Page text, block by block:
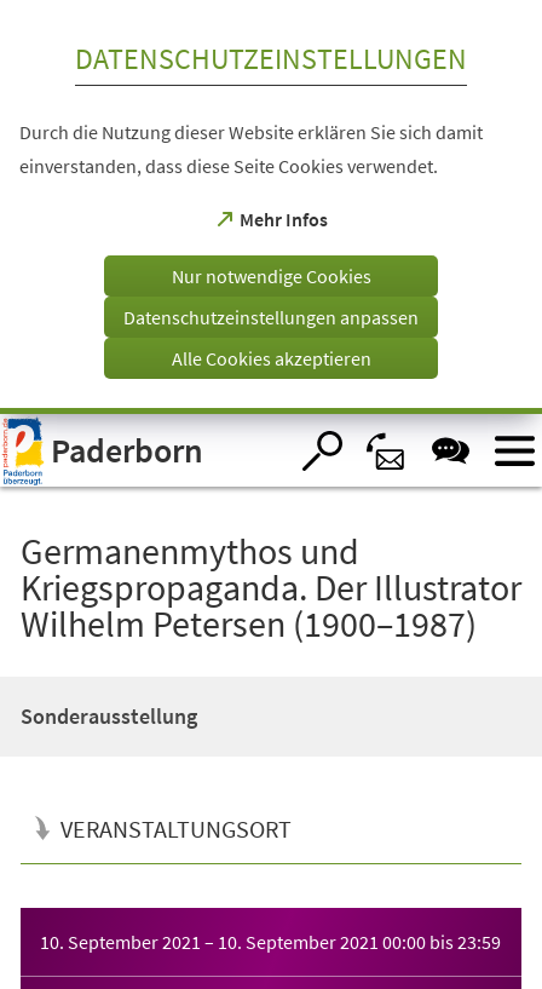
Visuelle
Assistenzsoftware
öffnen.
DATENSCHUTZEINSTELLUNGEN
Durch die Nutzung dieser Website erklären Sie sich damit
einverstanden, dass diese Seite Cookies verwendet.
Mehr Infos
(Öffnet
einem
Tab)
Nur notwendige Cookies
Datenschutzeinstellungen anpassen
Alle Cookies akzeptieren
Paderborn
Germanenmythos und
Kriegspropaganda. Der Illustrator
Wilhelm Petersen (1900–1987)
Sonderausstellung
VERANSTALTUNGSORT
10. September 2021 – 10. September 2021 00:00 bis23:59